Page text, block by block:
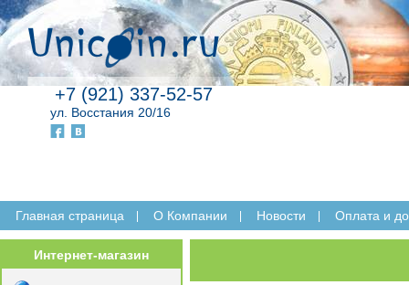
+7 (921) 337-52-57
ул. Восстания 20/16
Главная страница O Компании Новости Оплата и
Интернет-магазин